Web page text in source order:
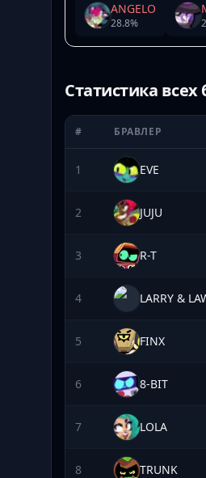
ANGELO
28.8%
Статистика
# БРАВЛЕР
1 EVE
2 JUJU
3 R-T
4 LARRY &
5 FINX
6 8-BIT
7 LOLA
8 TRUNK